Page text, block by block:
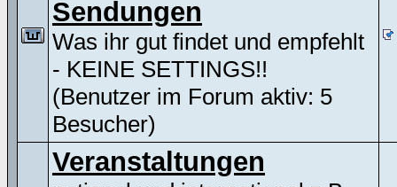
Sendungen
Was ihr gut findet und empfehlt
- KEINE SETTINGS!!
(Benutzer im Forum aktiv: 5
Besucher)
Veranstaltungen